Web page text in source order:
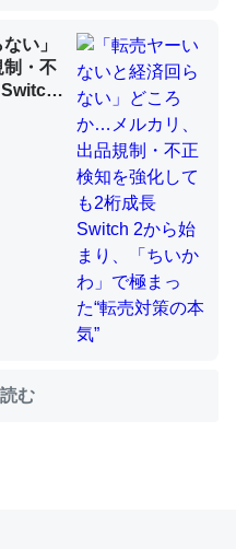
を大量に使う脊椎動物と貝
だと殻を無くしてナメク
問題＝「昆虫はなぜ海にいな
。あと、Googleマップで
い」
・不
Switch
極ま
む